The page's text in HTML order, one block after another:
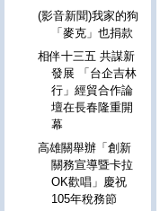
(影音新聞)我家的狗
「麥克」也捐款
相伴十三五 共謀新
發展 「台企吉林
行」經貿合作論
壇在長春隆重開
幕
高雄關舉辦「創新
關務宣導暨卡拉
OK歡唱」慶祝
105年稅務節